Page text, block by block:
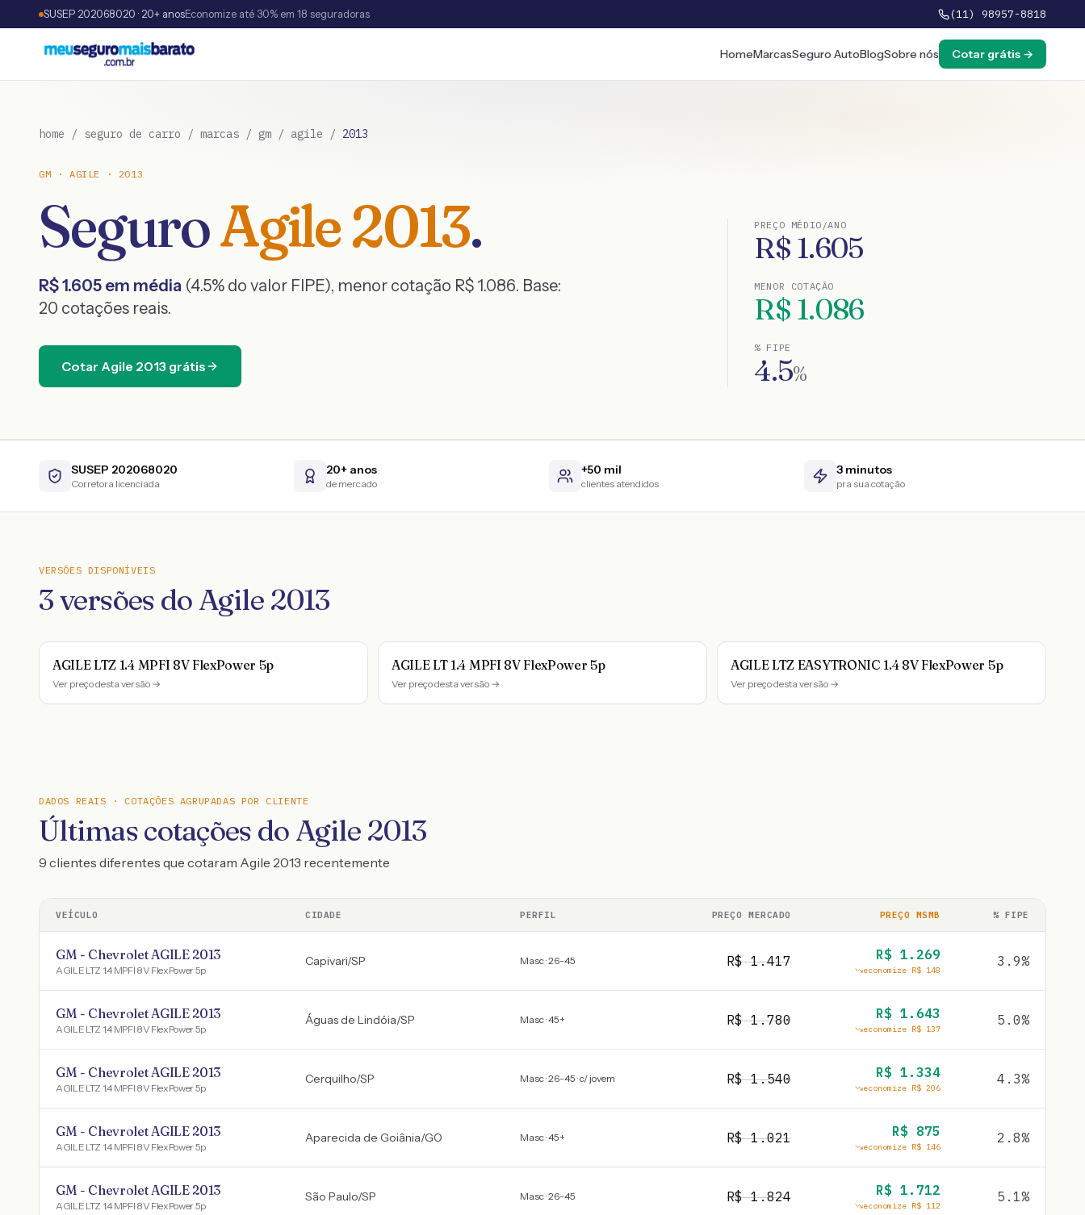
SUSEP 202068020 · 20+ anosEconomize até 30% em 18 seguradoras (11) 98957-8818
HomeMarcasSeguro AutoBlogSobre nós Cotar grátis →
home / seguro de carro / marcas / gm / agile / 2013
GM ·AGILE · 2013
SeguroAgile2013.
R$1.605 em média (4.5% do valor FIPE), menor cotação R$ 1.086. Base:
20 cotações reais.
Cotar Agile 2013 grátis
PREÇO MÉDIO/ANO
R$ 1.605
MENOR COTAÇÃO
R$ 1.086
% FIPE
4.5%
SUSEP 202068020
Corretora licenciada
20+ anos
de mercado
+50 mil
clientes atendidos
3 minutos
pra sua cotação
VERSÕES DISPONÍVEIS
3versões doAgile 2013
AGILE LTZ 1.4 MPFI 8V FlexPower 5p
Ver preço desta versão →
AGILE LT 1.4 MPFI 8V FlexPower 5p
Ver preço desta versão →
AGILE LTZ EASYTRONIC 1.4 8V FlexPower 5p
Ver preço desta versão →
DADOS REAIS · COTAÇÕES AGRUPADAS POR CLIENTE
Últimas cotações do Agile 2013
9 clientes diferentes que cotaram Agile 2013 recentemente
VEÍCULO CIDADE PERFIL PREÇO MERCADO PREÇO MSMB % FIPE
GM - Chevrolet AGILE 2013
AGILE LTZ 1.4 MPFI 8V FlexPower 5p
Capivari/SP Masc · 26-45 R$1.417 R$ 1.269
economize R$ 148
3.9%
GM - Chevrolet AGILE 2013
AGILE LTZ 1.4 MPFI 8V FlexPower 5p
Águas de Lindóia/SP Masc · 45+ R$1.780 R$ 1.643
economize R$ 137
5.0%
GM - Chevrolet AGILE 2013
AGILE LTZ 1.4 MPFI 8V FlexPower 5p
Cerquilho/SP Masc · 26-45 · c/ jovem R$1.540 R$ 1.334
economize R$ 206
4.3%
GM - Chevrolet AGILE 2013
AGILE LTZ 1.4 MPFI 8V FlexPower 5p
Aparecida de Goiânia/GO Masc · 45+ R$1.021 R$ 875
economize R$ 146
2.8%
GM - Chevrolet AGILE 2013
AGILE LTZ 1.4 MPFI 8V FlexPower 5p
São Paulo/SP Masc · 26-45 R$1.824 R$ 1.712
economize R$ 112
5.1%